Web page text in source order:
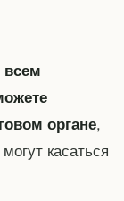
органе,
касаться